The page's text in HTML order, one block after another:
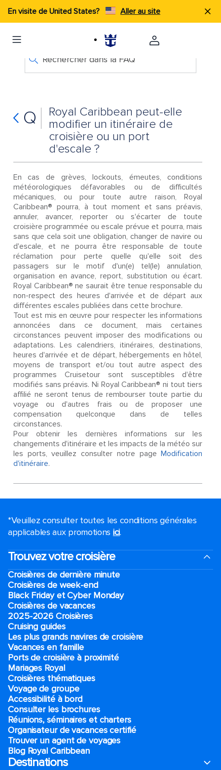
En visite de United States? Aller au site
Rechercher dans la FAQ
Q
Royal Caribbean peut-elle
modifier un itinéraire de
croisière ou un port
d'escale ?
En cas de grèves, lockouts, émeutes, conditions
météorologiques défavorables ou de difficultés
mécaniques, ou pour toute autre raison, Royal
Caribbean® pourra, à tout moment et sans préavis,
annuler, avancer, reporter ou s'écarter de toute
croisière programmée ou escale prévue et pourra, mais
sans que cela soit une obligation, changer de navire ou
d'escale, et ne pourra être responsable de toute
réclamation pour perte quelle qu'elle soit des
passagers sur le motif d'un(e) tel(le) annulation,
organisation en avance, report, substitution ou écart.
Royal Caribbean® ne saurait être tenue responsable du
non-respect des heures d'arrivée et de départ aux
différentes escales publiées dans cette brochure.
Tout est mis en œuvre pour respecter les informations
annoncées dans ce document, mais certaines
circonstances peuvent imposer des modifications ou
adaptations. Les calendriers, itinéraires, destinations,
heures d'arrivée et de départ, hébergements en hôtel,
moyens de transport et/ou tout autre aspect des
programmes Cruisetour sont susceptibles d'être
modifiés sans préavis. Ni Royal Caribbean® ni tout tiers
affilié ne seront tenus de rembourser toute partie du
voyage ou d'autres frais ou de proposer une
compensation quelconque dans de telles
circonstances.
Pour obtenir les dernières informations sur les
changements d'itinéraire et les impacts de la météo sur
les ports, veuillez consulter notre pageModification
d'itinéraire.
*Veuillez consulter toutes les conditions générales
applicables aux promotions ici.
Trouvez votre croisière
Croisières de dernière minute
Croisières de week-end
Black Friday et Cyber Monday
Croisières de vacances
2025-2026 Croisières
Cruising guides
Les plus grands navires de croisière
Vacances en famille
Ports de croisière à proximité
Mariages Royal
Croisières thématiques
Voyage de groupe​
Accessibilité à bord​
Consulter les brochures
Réunions, séminaires et charters
Organisateur de vacances certifié
Trouver un agent de voyages
Blog Royal Caribbean
Destinations